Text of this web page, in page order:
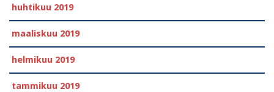
huhtikuu 2019
maaliskuu 2019
helmikuu 2019
tammikuu 2019